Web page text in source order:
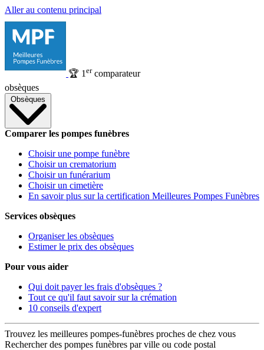
Aller au contenu principal
🏆 1 ercomparateur
obsèques
Obsèques
Comparer les pompes funèbres
Choisir une pompe funèbre
Choisir un crematorium
Choisir un funérarium
Choisir un cimetière
En savoir plus sur la certification Meilleures Pompes Funèbres
Services obsèques
Organiser les obsèques
Estimer le prix des obsèques
Pour vous aider
Qui doit payer les frais d'obsèques ?
Tout ce qu'il faut savoir sur la crémation
10 conseils d'expert
Trouvez les meilleures pompes-funèbres proches de chez vous
Rechercher des pompes funèbres par ville ou code postal